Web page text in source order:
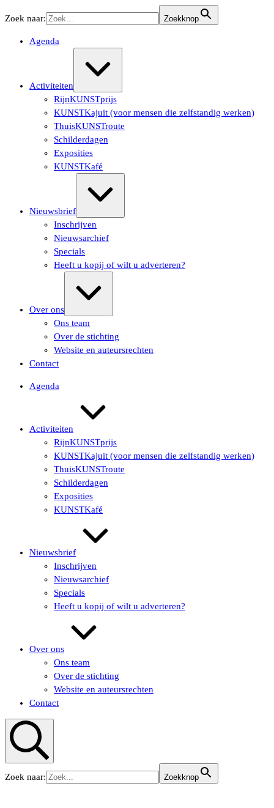
naar
Zoek naar: Zoekknop
Agenda
Activiteiten
RijnKUNSTprijs
KUNSTKajuit (voor mensen die zelfstandig werken)
ThuisKUNSTroute
Schilderdagen
Exposities
KUNSTKafé
Nieuwsbrief
Inschrijven
Nieuwsarchief
Specials
Heeft u kopij of wilt u adverteren?
Over ons
Ons team
Over de stichting
Website en auteursrechten
Contact
Agenda
Activiteiten
RijnKUNSTprijs
KUNSTKajuit (voor mensen die zelfstandig werken)
ThuisKUNSTroute
Schilderdagen
Exposities
KUNSTKafé
Nieuwsbrief
Inschrijven
Nieuwsarchief
Specials
Heeft u kopij of wilt u adverteren?
Over ons
Ons team
Over de stichting
Website en auteursrechten
Contact
Zoeken
Zoek naar: Zoekknop